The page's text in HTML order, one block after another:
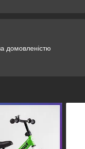
домовленістю